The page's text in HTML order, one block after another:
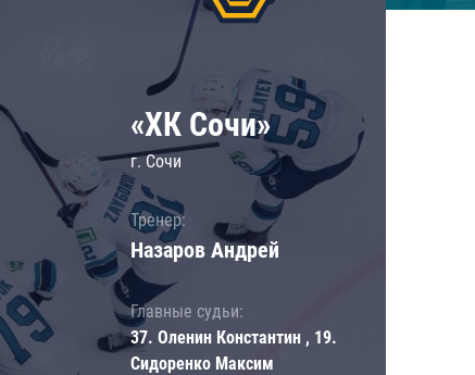
«ХК Сочи»
г. Сочи
Тренер:
Назаров Андрей
Главные судьи:
37. Оленин Константин , 19.
Сидоренко Максим